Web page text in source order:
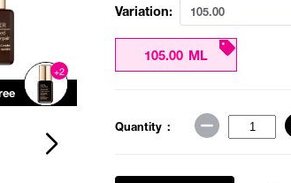
+2
Variation: 105.00
105.00 ML
Quantity :